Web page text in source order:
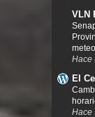
VLN
Hace
El
Hace